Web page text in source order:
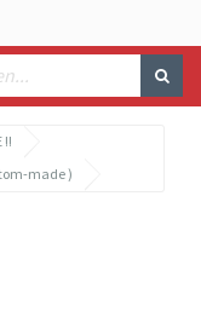
!!
made )